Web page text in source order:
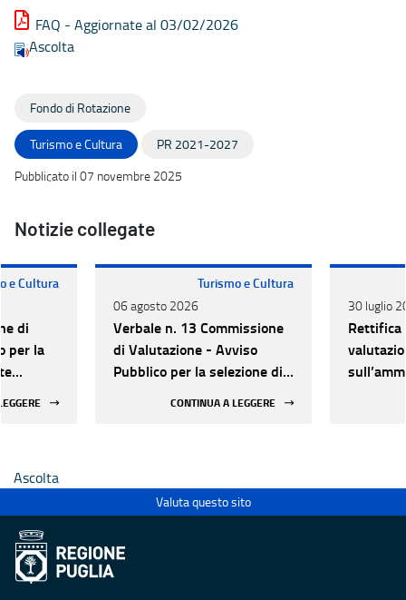
FAQ - Aggiornate al 03/02/2026
Ascolta
Fondo di Rotazione
Turismo e Cultura
PR 2021-2027
Pubblicato il 07 novembre 2025
Notizie collegate
e Cultura
di
per la
Turismo e Cultura
06 agosto 2026
Verbale n. 13 Commissione
di Valutazione - Avviso
Pubblico per la selezione di
CONTINUA A LEGGERE
30 luglio
Rettifica
Ascolta
Valuta questo sito